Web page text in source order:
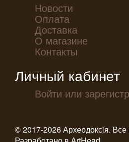
Новости
Оплата
Доставка
О магазине
Контакты
Личный кабинет
Войти или
© 2017-2026 Археодоксiя.